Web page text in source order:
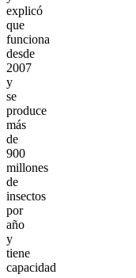
explicó
que
funciona
desde
2007
y
se
produce
más
de
900
millones
de
insectos
por
año
y
tiene
capacidad